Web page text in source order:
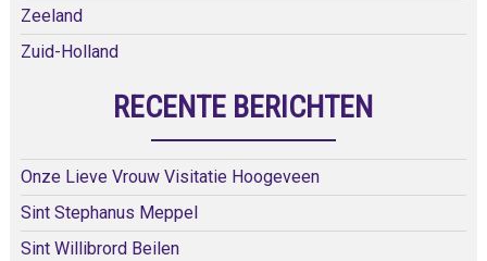
Zeeland
Zuid-Holland
RECENTE BERICHTEN
Onze Lieve Vrouw Visitatie Hoogeveen
Sint Stephanus Meppel
Sint Willibrord Beilen